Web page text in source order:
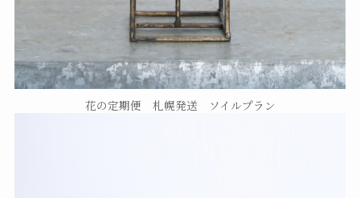
花の定期便 札幌発送 ソイルプラン